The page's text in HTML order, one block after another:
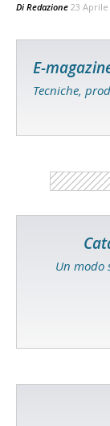
Di Redazione 23 Aprile
E-
Tecniche,
Un modo